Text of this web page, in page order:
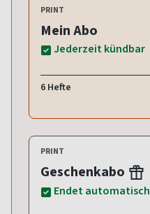
PRINT
Mein Abo
Jederzeit kündbar
6 Hefte
PRINT
Geschenkabo
Endet automatisch